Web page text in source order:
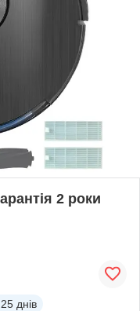
2 роки
25 днів